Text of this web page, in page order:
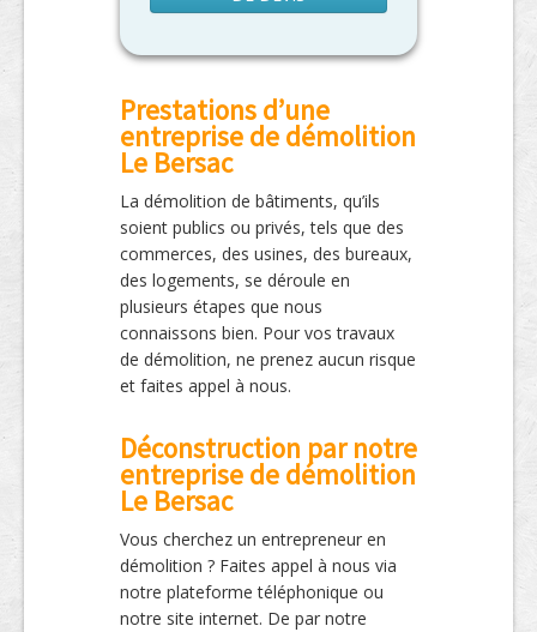
Prestations d’une
entreprise de démolition
Le Bersac
La démolition de bâtiments, qu’ils
soient publics ou privés, tels que des
commerces, des usines, des bureaux,
des logements, se déroule en
plusieurs étapes que nous
connaissons bien. Pour vos travaux
de démolition, ne prenez aucun risque
et faites appel à nous.
Déconstruction par notre
entreprise de démolition
Le Bersac
Vous cherchez un entrepreneur en
démolition ? Faites appel à nous via
notre plateforme téléphonique ou
notre site internet. De par notre